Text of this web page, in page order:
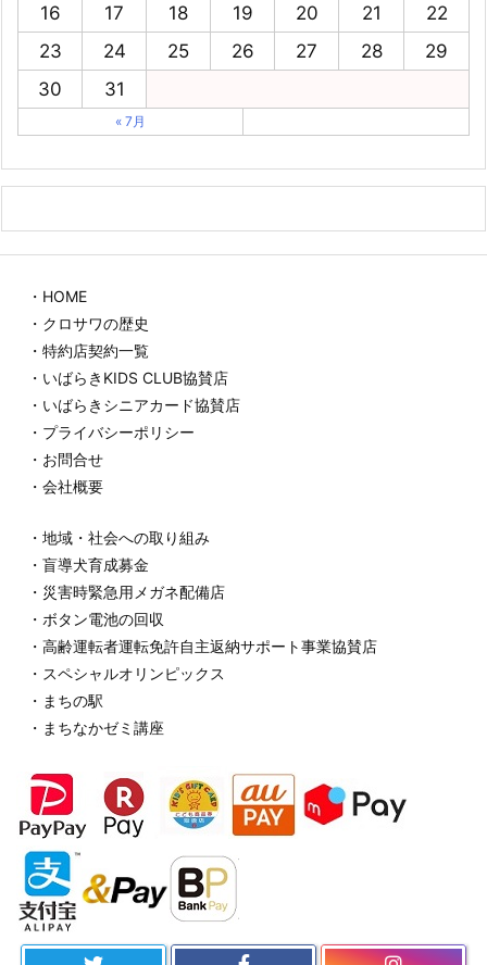
16
17 18 19 20 21
22
23
24 25 26 27 28
29
30
31
« 7月
・HOME
・クロサワの歴史
・特約店契約一覧
・いばらきKIDS CLUB協賛店
・いばらきシニアカード協賛店
・プライバシーポリシー
・お問合せ
・会社概要
・地域・社会への取り組み
・盲導犬育成募金
・災害時緊急用メガネ配備店
・ボタン電池の回収
・高齢運転者運転免許自主返納サポート事業協賛店
・スペシャルオリンピックス
・まちの駅
・まちなかゼミ講座